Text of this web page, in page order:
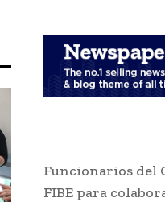
Funcionarios del
FIBE para